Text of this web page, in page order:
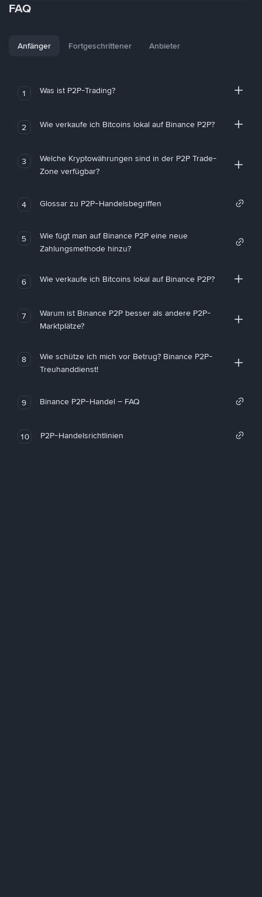
FAQ
Anfänger Fortgeschrittener Anbieter
1 Was ist P2P-Trading?
2 Wie verkaufe ich Bitcoins lokal auf Binance P2P?
3
Welche Kryptowährungen sind in der P2P Trade-
Zone verfügbar?
4 Glossar zu P2P-Handelsbegriffen
5
Wie fügt man auf Binance P2P eine neue
Zahlungsmethode hinzu?
6 Wie verkaufe ich Bitcoins lokal auf Binance P2P?
7
Warum ist Binance P2P besser als andere P2P-
Marktplätze?
8
Wie schütze ich mich vor Betrug? Binance P2P-
Treuhanddienst!
9 Binance P2P-Handel – FAQ
10 P2P-Handelsrichtlinien